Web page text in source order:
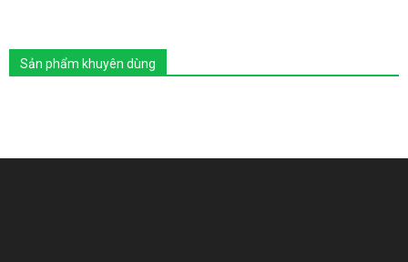
Sản phẩm khuyên dùng